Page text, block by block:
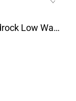
Tenis On Hombre Cloudrock Low Waterproof Terreo/Gris